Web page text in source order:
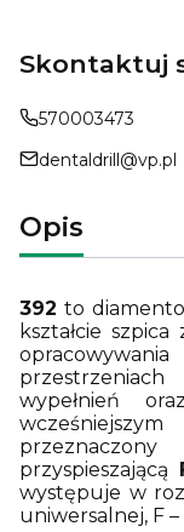
Skontaktuj
570003473
dentaldrill@vp.pl
Opis
392 to
kształcie
wypełnień
przyspieszającą
występuje w
uniwersalnej, F –